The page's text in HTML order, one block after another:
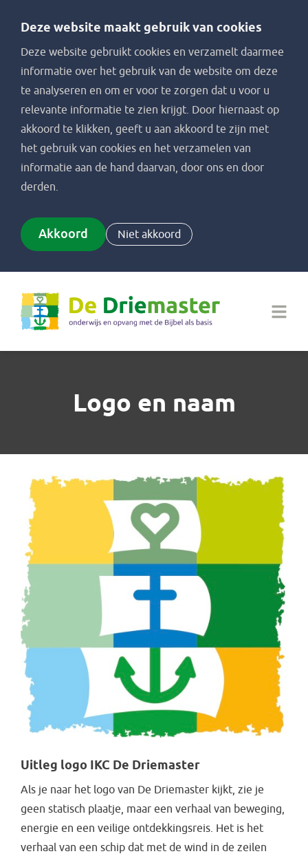
Deze website maakt gebruik van cookies
Deze website gebruikt cookies en verzamelt daarmee
informatie over het gebruik van de website om deze
te analyseren en om er voor te zorgen dat u voor u
relevante informatie te zien krijgt. Door hiernaast op
akkoord te klikken, geeft u aan akkoord te zijn met
het gebruik van cookies en het verzamelen van
informatie aan de hand daarvan, door ons en door
derden.
Akkoord Niet akkoord
Logo en naam
Uitleg logo IKC De Driemaster
Als je naar het logo van De Driemaster kijkt, zie je
geen statisch plaatje, maar een verhaal van beweging,
energie en een veilige ontdekkingsreis. Het is het
verhaal van een schip dat met de wind in de zeilen